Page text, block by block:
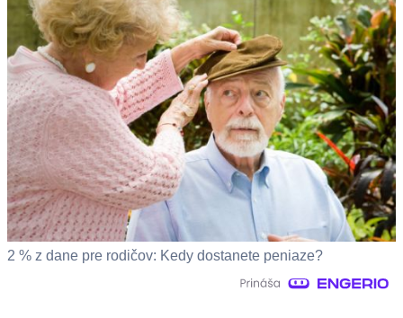
2 % z dane pre rodičov: Kedy dostanete peniaze?